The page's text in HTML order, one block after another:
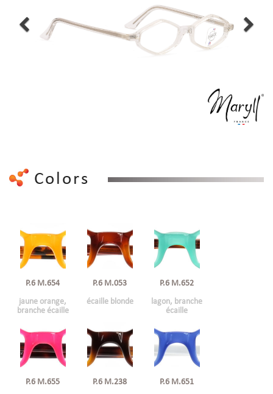
Colors
P.6 M.654
jaune orange,
branche écaille
P.6 M.053
écaille blonde
P.6 M.652
lagon, branche
écaille
P.6 M.655
P.6 M.238
P.6 M.651